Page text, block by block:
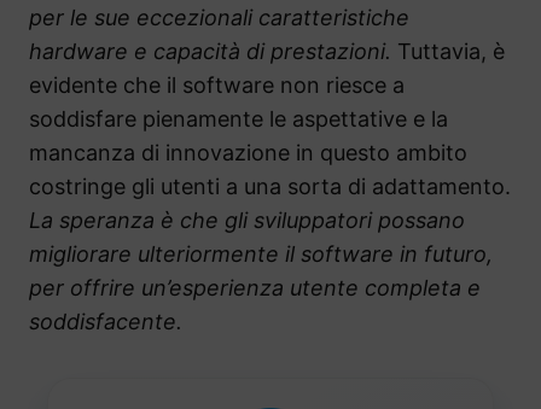
per le sue eccezionali caratteristiche
hardware e capacità di prestazioni. Tuttavia, è
evidente che il software non riesce a
soddisfare pienamente le aspettative e la
mancanza di innovazione in questo ambito
costringe gli utenti a una sorta di adattamento.
La speranza è che gli sviluppatori possano
migliorare ulteriormente il software in futuro,
per offrire un’esperienza utente completa e
soddisfacente.